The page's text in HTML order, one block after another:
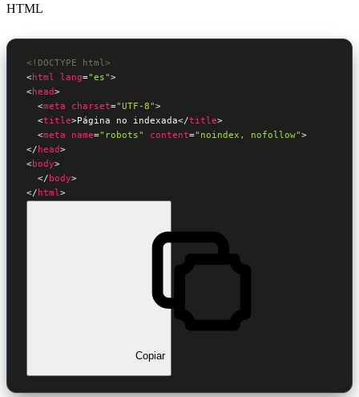
HTML
<!DOCTYPE html>
<html lang="es">
<head>
<meta charset="UTF-8">
<title>Página no indexada</title>
<meta name="robots" content="noindex, nofollow">
</head>
<body>
</body>
</html>
Copiar